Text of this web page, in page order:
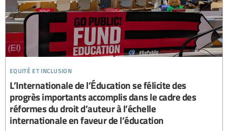
equité et inclusion
L’Internationale de l’Éducation se félicite des
progrès importants accomplis dans le cadre des
réformes du droit d’auteur à l’échelle
internationale en faveur de l’éducation